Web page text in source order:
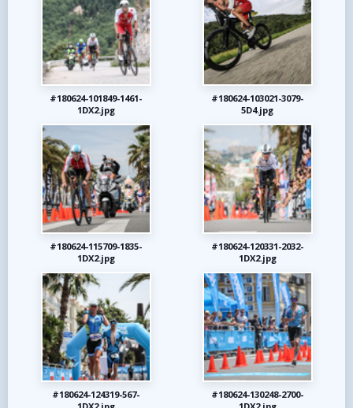
#180624-101849-1461-
1DX2.jpg
#180624-103021-3079-
5D4.jpg
#180624-115709-1835-
1DX2.jpg
#180624-120331-2032-
1DX2.jpg
#180624-124319-567-
#180624-130248-2700-